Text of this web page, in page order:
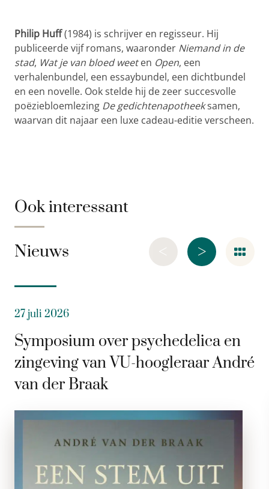
Philip Huff(1984) is schrijver en regisseur. Hij
publiceerde vijf romans, waaronder Niemand in de
stad, Wat je van bloed weeten Open, een
verhalenbundel, een essaybundel, een dichtbundel
en een novelle. Ook stelde hij de zeer succesvolle
poëziebloemlezing De gedichtenapotheeksamen,
waarvan dit najaar een luxe cadeau-editie verscheen.
Ook interessant
Nieuws >
<
27 juli 2026
Symposium over psychedelica en
zingeving van VU-hoogleraar André
van der Braak